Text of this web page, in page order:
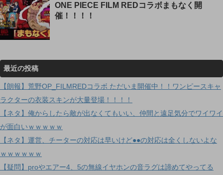
ONE PIECE FILM REDコラボまもなく開
催！！！！
最近の投稿
【朗報】荒野OP_FILMREDコラボ ただいま開催中！！ワンピースキャ
ラクターの衣装スキンが大量登場！！！！
【ネタ】俺からしたら敵が出なくてもいい、仲間と遠足気分でワイワイ
が面白いｗｗｗｗｗ
【ネタ】運営、チーターの対応は早いけど●●の対応は全くしないよな
ｗｗｗｗｗｗ
【疑問】proやエアー4、5の無線イヤホンの音ラグは諦めてやってる